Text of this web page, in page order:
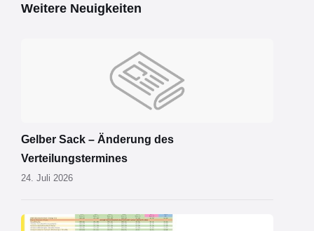
Weitere Neuigkeiten
Gelber Sack – Änderung des
Verteilungstermines
24. Juli 2026
Kirchtagsbus